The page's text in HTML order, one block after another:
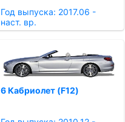
Год выпуска: 2017.06 -
наст. вр.
6 Кабриолет (F12)